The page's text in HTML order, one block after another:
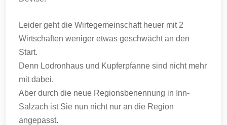
Leider geht die Wirtegemeinschaft heuer mit 2
Wirtschaften weniger etwas geschwächt an den
Start.
Denn Lodronhaus und Kupferpfanne sind nicht mehr
mit dabei.
Aber durch die neue Regionsbenennung in Inn-
Salzach ist Sie nun nicht nur an die Region
angepasst.